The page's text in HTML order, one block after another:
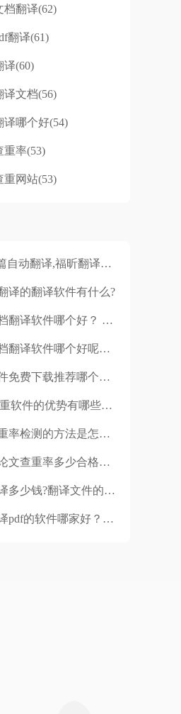
档翻译(62)
翻译(61)
译(60)
译文档(56)
译哪个好(54)
重率(53)
重网站(53)
PDF整篇自动翻译,福昕翻译教你一键搞定！
译的翻译软件有什么?
苏州文档翻译软件哪个好？ 人工翻译有什么优势？
重庆文档翻译软件哪个好呢？怎样安装文档翻译软件？
查重软件免费下载推荐哪个？免费的查重软件去哪里找？
paper查重软件的优势有哪些？有没有值得推荐的查重软件？
论文查重率检测的方法是怎样的？机器人降重有哪些优势？
大学生论文查重率多少合格？大学生论文去哪里查重比较靠谱？
文档翻译多少钱?翻译文件的时候要注意什么?
泉州翻译pdf的软件哪家好？文档翻译注意事项？